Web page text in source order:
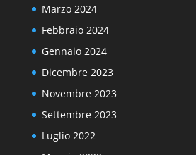
Marzo 2024
Febbraio 2024
Gennaio 2024
Dicembre 2023
Novembre 2023
Settembre 2023
Luglio 2022